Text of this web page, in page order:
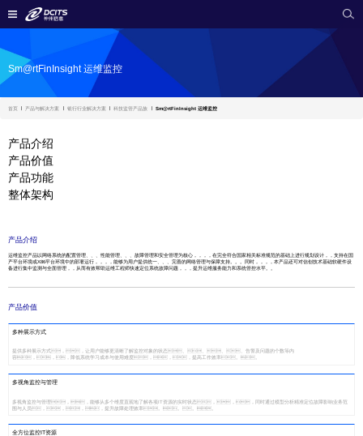
Sm@rtFinInsight 运维监控
首页 产品与解决方案 银行行业解决方案 科技监管产品族 Sm@rtFinInsight 运维监控
产品介绍
产品价值
产品功能
整体架构
产品介绍
运维监控产品以网络系统的配置管理、、、性能管理、、、故障管理和安全管理为核心，，，，在完全符合国家相关标准规范的基础上进行规划设计，，支持在国
产平台环境或X86平台环境中的部署运行，，，，能够为用户提供统一、、、完善的网络管理与保障支持。。。同时，，，，本产品还可对信创技术基础软硬件设
备进行集中监测与全面管理，，从而有效帮助运维工程师快速定位系统故障问题，，，提升运维服务能力和系统管控水平。。
产品价值
多种展示方式
提供多种展示方式，，让用户能够更清晰了解监控对象的状态、、、、告警及问题的个数等内
容，，，降低系统学习成本与使用难度，，，提高工作效率。。
多视角监控与管理
多视角监控与管理，，能够从多个维度直观地了解各项IT资源的实时状态，，，同时通过模型分析精准定位故障影响业务范
围与人员，，，，提升故障处理效率。。。。
全方位监控IT资源